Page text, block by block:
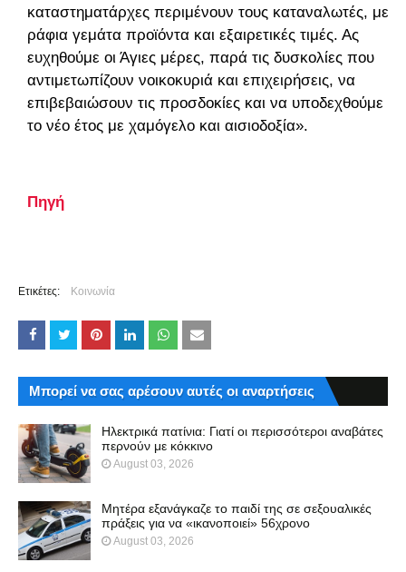
καταστηματάρχες περιμένουν τους καταναλωτές, με
ράφια γεμάτα προϊόντα και εξαιρετικές τιμές. Ας
ευχηθούμε οι Άγιες μέρες, παρά τις δυσκολίες που
αντιμετωπίζουν νοικοκυριά και επιχειρήσεις, να
επιβεβαιώσουν τις προσδοκίες και να υποδεχθούμε
το νέο έτος με χαμόγελο και αισιοδοξία».
Πηγή
Ετικέτες: Κοινωνία
Μπορεί να σας αρέσουν αυτές οι αναρτήσεις
Ηλεκτρικά πατίνια: Γιατί οι περισσότεροι αναβάτες
περνούν με κόκκινο
August 03, 2026
Μητέρα εξανάγκαζε το παιδί της σε σεξουαλικές
πράξεις για να «ικανοποιεί» 56χρονο
August 03, 2026